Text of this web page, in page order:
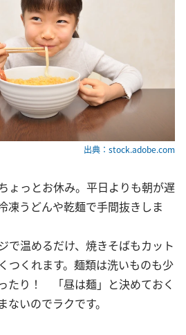
出典：stock.adobe.com
ょっとお休み。平日よりも朝が遅
凍うどんや乾麺で手間抜きしま
で温めるだけ、焼きそばもカット
つくれます。麺類は洗いものも少
たり！ 「昼は麺」と決めておく
いのでラクです。